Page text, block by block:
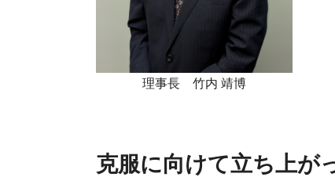
理事長 竹内 靖博
克服に向けて立ち上が